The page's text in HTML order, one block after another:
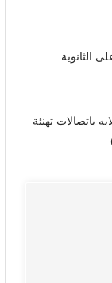
الثانوية
باتصالات تهنئة